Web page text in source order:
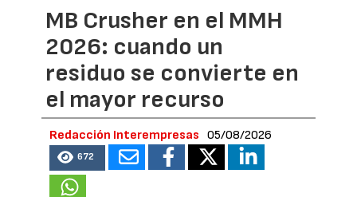
MB Crusher en el MMH
2026: cuando un
residuo se convierte en
el mayor recurso
Redacción Interempresas 05/08/2026
672